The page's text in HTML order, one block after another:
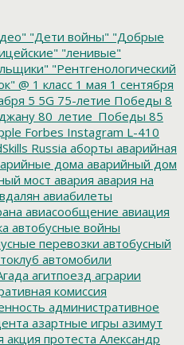
"Дети войны" "Добрые
"ленивые"
"Рентгенологический
@ 1 класс 1 мая 1 сентября
5 5G 75-летие Победы 8
80_летие_Победы 85
Forbes Instagram L-410
Russia аборты аварийная
дома аварийный дом
мост авария авария на
авиабилеты
авиасообщение авиация
автобусные войны
перевозки автобусный
автомобили
агитпоезд аграрии
комиссия
административное
азартные игры азимут
акция протеста Александр